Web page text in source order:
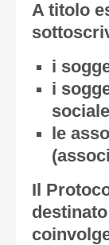
A titolo
i
i
le
Il